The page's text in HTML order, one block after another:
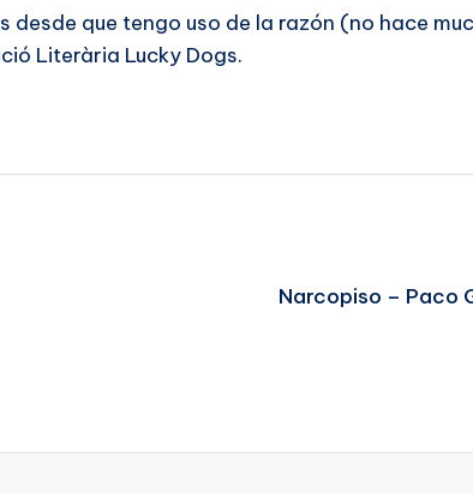
que tengo uso de la razón (no hace
Literària Lucky Dogs.
Narcopiso – Paco